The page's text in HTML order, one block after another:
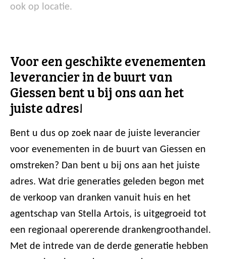
ook op locatie.
Voor een geschikte evenementen
leverancier in de buurt van
Giessen bent u bij ons aan het
juiste adres!
Bent u dus op zoek naar de juiste leverancier
voor evenementen in de buurt van Giessen en
omstreken? Dan bent u bij ons aan het juiste
adres. Wat drie generaties geleden begon met
de verkoop van dranken vanuit huis en het
agentschap van Stella Artois, is uitgegroeid tot
een regionaal opererende drankengroothandel.
Met de intrede van de derde generatie hebben